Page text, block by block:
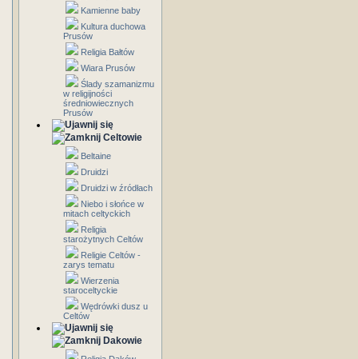
Kamienne baby
Kultura duchowa
Prusów
Religia Bałtów
Wiara Prusów
Ślady szamanizmu
w religijności
średniowiecznych
Prusów
Celtowie
Beltaine
Druidzi
Druidzi w źródłach
Niebo i słońce w
mitach celtyckich
Religia
starożytnych Celtów
Religie Celtów -
zarys tematu
Wierzenia
staroceltyckie
Wędrówki dusz u
Celtów
Dakowie